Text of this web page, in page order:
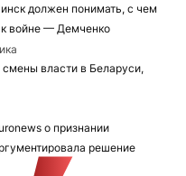
должен понимать, с чем
к войне — Демченко
власти в Беларуси,
о признании
решение